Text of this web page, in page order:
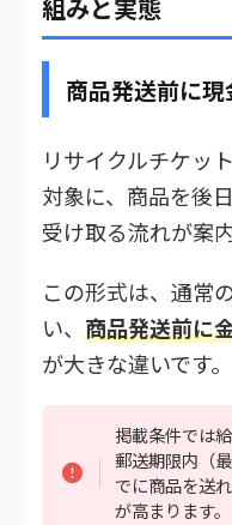
組みと実態
商品発送前に
リサイクルチケッ
対象に、商品を後
受け取る流れが案
この形式は、通常
い、 商品発送前に
が大きな違いです。
掲載条件では
郵送期限内（
でに商品を送
が高まります。